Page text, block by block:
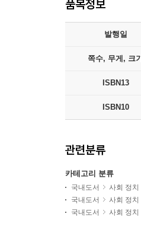
품목정보
발행일
쪽수, 무게, 크기
ISBN13
ISBN10
관련분류
카테고리 분류
국내도서 사회 정치
국내도서
사회 정치
국내도서
사회 정치